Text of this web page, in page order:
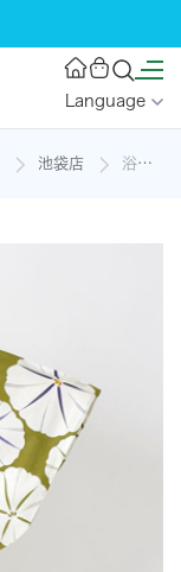
Language
池袋店 浴衣[抹茶・朝顔]の着物レンタル